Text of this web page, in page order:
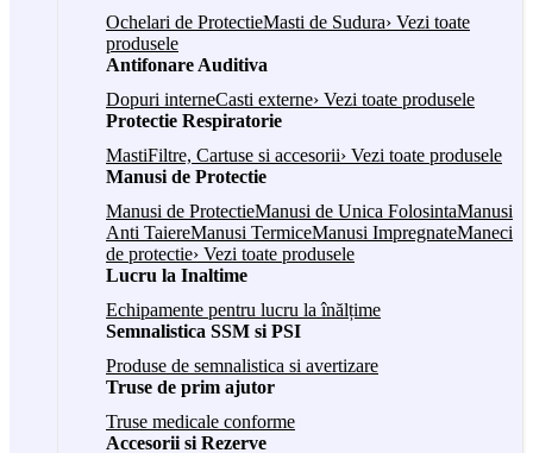
Ochelari de ProtectieMasti de Sudura› Vezi toate
produsele
Antifonare Auditiva
Dopuri interneCasti externe› Vezi toate produsele
Protectie Respiratorie
MastiFiltre, Cartuse si accesorii› Vezi toate produsele
Manusi de Protectie
Manusi de ProtectieManusi de Unica FolosintaManusi
Anti TaiereManusi TermiceManusi ImpregnateManeci
de protectie› Vezi toate produsele
Lucru la Inaltime
Echipamente pentru lucru la înălțime
Semnalistica SSM si PSI
Produse de semnalistica si avertizare
Truse de prim ajutor
Truse medicale conforme
Accesorii si Rezerve